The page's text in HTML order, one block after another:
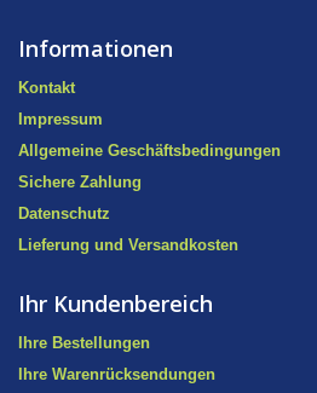
Informationen
Kontakt
Impressum
Allgemeine Geschäftsbedingungen
Sichere Zahlung
Datenschutz
Lieferung und Versandkosten
Ihr Kundenbereich
Ihre Bestellungen
Ihre Warenrücksendungen